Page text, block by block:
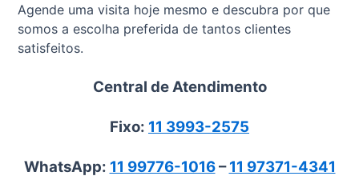
Agende uma visita hoje mesmo e descubra por que
somos a escolha preferida de tantos clientes
satisfeitos.
Central de Atendimento
Fixo: 11 3993-2575
WhatsApp: 11 99776-1016–11 97371-4341